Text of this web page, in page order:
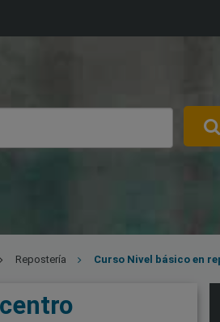
Repostería Curso Nivel básico en